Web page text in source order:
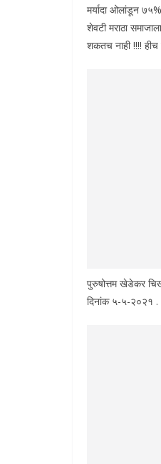
मर्यादा ओलांडून
शेवटी मराठा
शकतच नाही !!!! हीच
पुरुषोत्तम खेडेकर
दिनांक ५-५-२०२१ .